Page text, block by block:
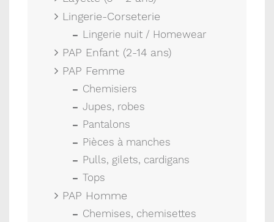
Lingerie-Corseterie
Lingerie nuit / Homewear
PAP Enfant (2-14 ans)
PAP Femme
Chemisiers
Jupes, robes
Pantalons
Pièces à manches
Pulls, gilets, cardigans
Tops
PAP Homme
Chemises, chemisettes